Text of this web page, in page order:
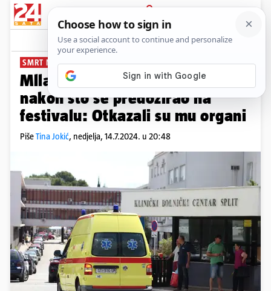
PRIJAVA
News Komentari
SMRT NA ULTRI
Mlladi Slovenac preminuo
nakon što se predozirao na
festivalu: Otkazali su mu organi
PišeTina Jokić, nedjelja, 14.7.2024. u 20:48